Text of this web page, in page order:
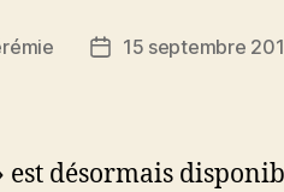
Date15 septembre
est désormais